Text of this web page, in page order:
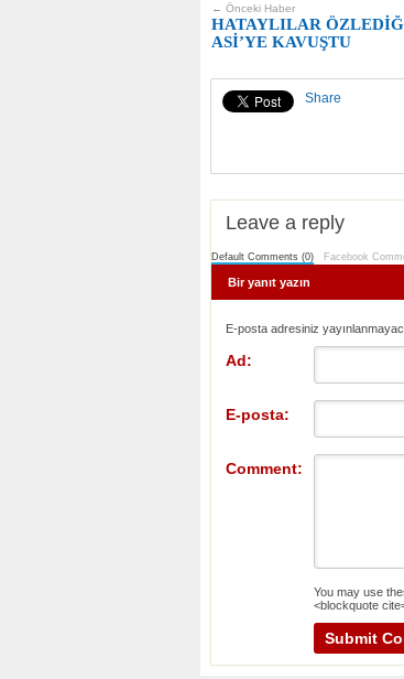
← Önceki Haber
HATAYLILAR
ASİ’YE KAVUŞTU
Share
Leave a reply
Default Comments (0) Facebook
Bir yanıt yazın
E-posta adresiniz
Ad:
E-posta:
Comment:
You may use
<blockquote